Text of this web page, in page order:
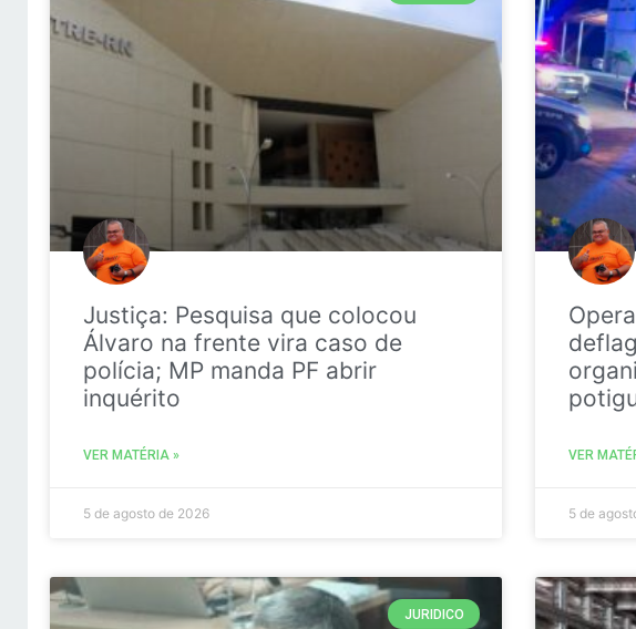
Justiça: Pesquisa que colocou
Álvaro na frente vira caso de
polícia; MP manda PF abrir
inquérito
VER MATÉRIA »
5 de agosto de 2026
VER
5 de
JURIDICO